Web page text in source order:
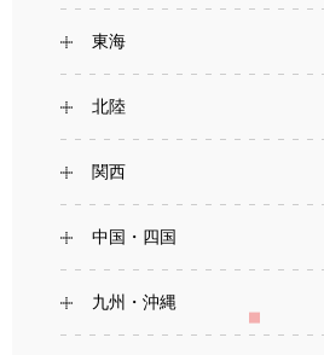
東海
北陸
関西
中国・四国
九州・沖縄